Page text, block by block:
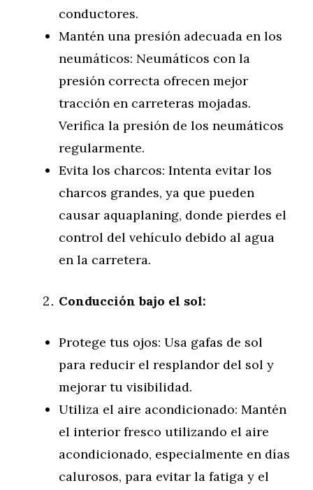
conductores.
Mantén una presión adecuada en los
neumáticos: Neumáticos con la
presión correcta ofrecen mejor
tracción en carreteras mojadas.
Verifica la presión de los neumáticos
regularmente.
Evita los charcos: Intenta evitar los
charcos grandes, ya que pueden
causar aquaplaning, donde pierdes el
control del vehículo debido al agua
en la carretera.
Conducción bajo el sol:
Protege tus ojos: Usa gafas de sol
para reducir el resplandor del sol y
mejorar tu visibilidad.
Utiliza el aire acondicionado: Mantén
el interior fresco utilizando el aire
acondicionado, especialmente en días
calurosos, para evitar la fatiga y el